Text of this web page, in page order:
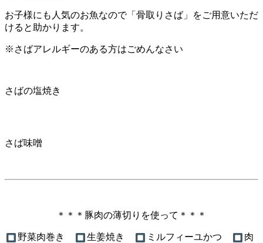
お子様にも人気のお魚なので「骨取りさば」をご用意いただ
けると助かります。
※さばアレルギーのある方はごめんなさい
さばの塩焼き
さば味噌
＊＊＊豚肉の薄切りを使って＊＊＊
野菜肉巻き 生姜焼き ミルフィーユかつ
肉